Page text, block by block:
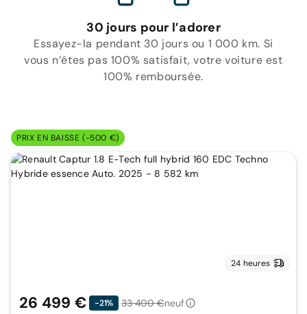
30 jours pour l’adorer
Essayez-la pendant 30 jours ou 1 000 km. Si
vous n’êtes pas 100% satisfait, votre voiture est
100% remboursée.
PRIX EN BAISSE (-500 €)
24 heures
26 499 € -21% 33 400 €neuf